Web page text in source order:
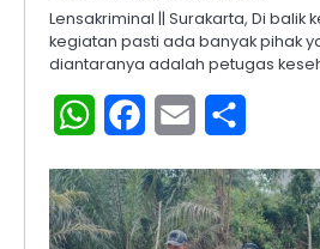
Lensakriminal || Surakarta, Di balik
kegiatan pasti ada banyak pihak
diantaranya adalah petugas
WhatsAppFacebook
Email